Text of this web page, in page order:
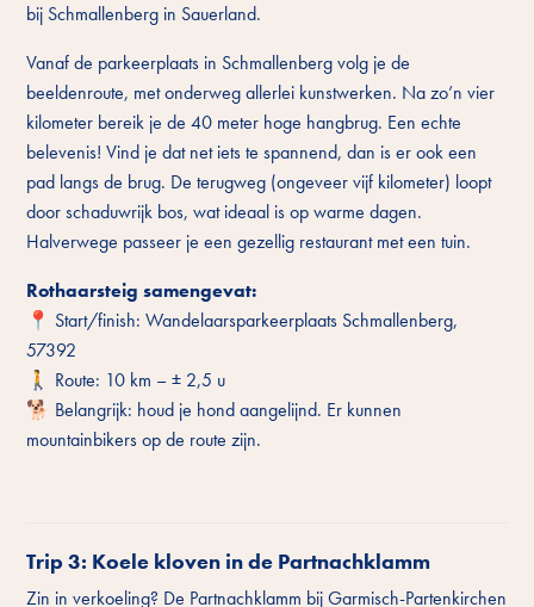
bij Schmallenberg in Sauerland.
Vanaf de parkeerplaats in Schmallenberg volg je de
beeldenroute, met onderweg allerlei kunstwerken. Na zo’n vier
kilometer bereik je de 40 meter hoge hangbrug. Een echte
belevenis! Vind je dat net iets te spannend, dan is er ook een
pad langs de brug. De terugweg (ongeveer vijf kilometer) loopt
door schaduwrijk bos, wat ideaal is op warme dagen.
Halverwege passeer je een gezellig restaurant met een tuin.
Rothaarsteig samengevat:
📍 Start/finish: Wandelaarsparkeerplaats Schmallenberg,
57392
🚶 Route: 10 km – ± 2,5 u
🐕 Belangrijk: houd je hond aangelijnd. Er kunnen
mountainbikers op de route zijn.
Trip 3: Koele kloven in de Partnachklamm
Zin in verkoeling? De Partnachklamm bij Garmisch-Partenkirchen